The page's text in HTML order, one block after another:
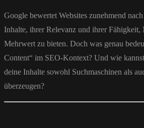
Google bewertet Websites zunehmend
Inhalte, ihrer Relevanz und ihrer Fähigkeit,
Mehrwert zu bieten. Doch was genau
Content“ im SEO-Kontext? Und wie
deine Inhalte sowohl Suchmaschinen als
überzeugen?